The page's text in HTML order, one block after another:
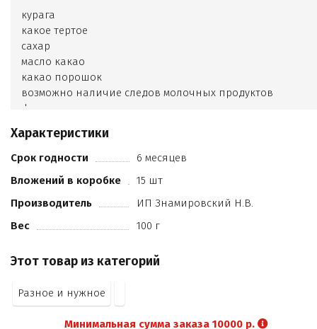
курага
какое тертое
сахар
масло какао
какао порошок
возможно наличие следов молочных продуктов
фундука
6%
Характеристики
Срок годности
6 месяцев
Вложений в коробке
15 шт
Производитель
ИП Знамировский Н.В.
Вес
100 г
Этот товар из категорий
Разное и нужное
Минимальная сумма заказа 10000 р.